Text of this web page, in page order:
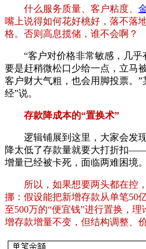
什么服务质量、客户粘度、
嘴上说得如何花好桃好，落不落
格。否则高息揽储，谁不会啊？
“客户对价格非常敏感，几
要是赶稍微松口少给一点，立马
客户财大气粗，也会用脚投票。
经”说。
存款降成本的“置换术”
逻辑铺展到这里，大家会发
降太低了存款量就要大打折扣
增量已经被卡死，面临两难困境。
所以，如果想要两头都在控
挪：假设能把新增存款从单笔50
至500万的“便宜钱”进行置换，
增存款增量不变，但结构调整、